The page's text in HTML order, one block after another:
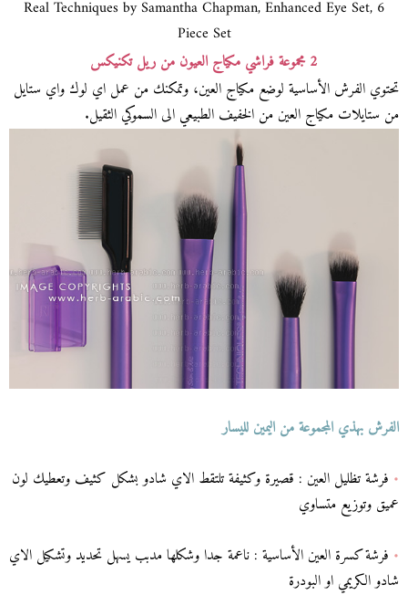
Real Techniques by Samantha Chapman, Enhanced Eye Set, 6
Piece Set
2 مجموعة فراشي مكياج العيون من ريل تكنيكس
تحتوي الفرش الأساسية لوضع مكياج العين، وتمكنك من عمل اي لوك واي ستايل
من ستايلات مكياج العين من الخفيف الطبيعي الى السموكي الثقيل.
الفرش بهذي المجموعة من اليمين لليسار
• فرشة تظليل العين : قصيرة وكثيفة تلتقط الاي شادو بشكل كثيف وتعطيك لون
عميق وتوزيع متساوي
• فرشة كسرة العين الأساسية : ناعمة جدا وشكلها مدبب يسهل تحديد وتشكيل الاي
شادو الكريمي او البودرة